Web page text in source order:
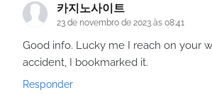
카지노사이트
23 de novembro de 2023 às 08:41
Good info. Lucky me I reach on your
accident, I bookmarked it.
Responder